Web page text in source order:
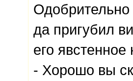
да пригубил
его
- Хорошо вы